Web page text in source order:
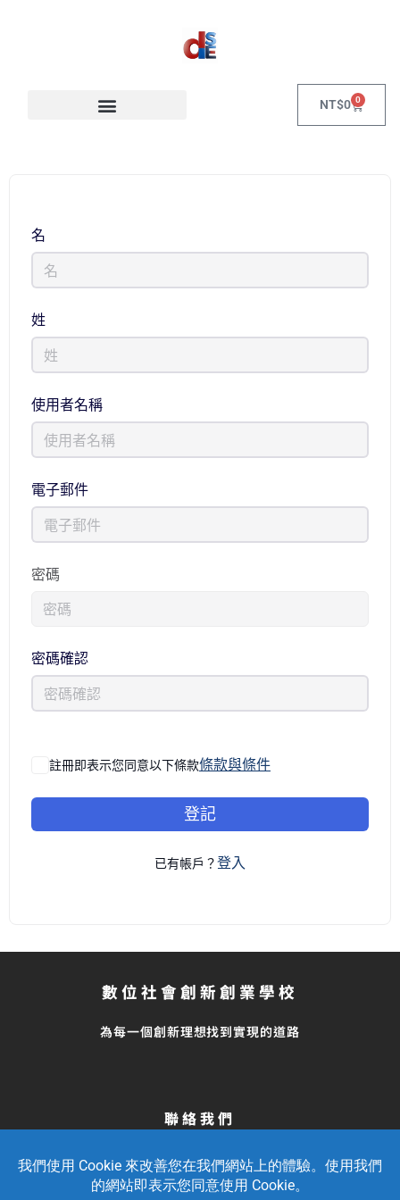
NT$0 0
名
姓
使用者名稱
電子郵件
密碼
密碼確認
註冊即表示您同意以下條款條款與條件
登記
已有帳戶？登入
數位社會創新創業學校
為每一個創新理想找到實現的道路
聯絡我們
留言